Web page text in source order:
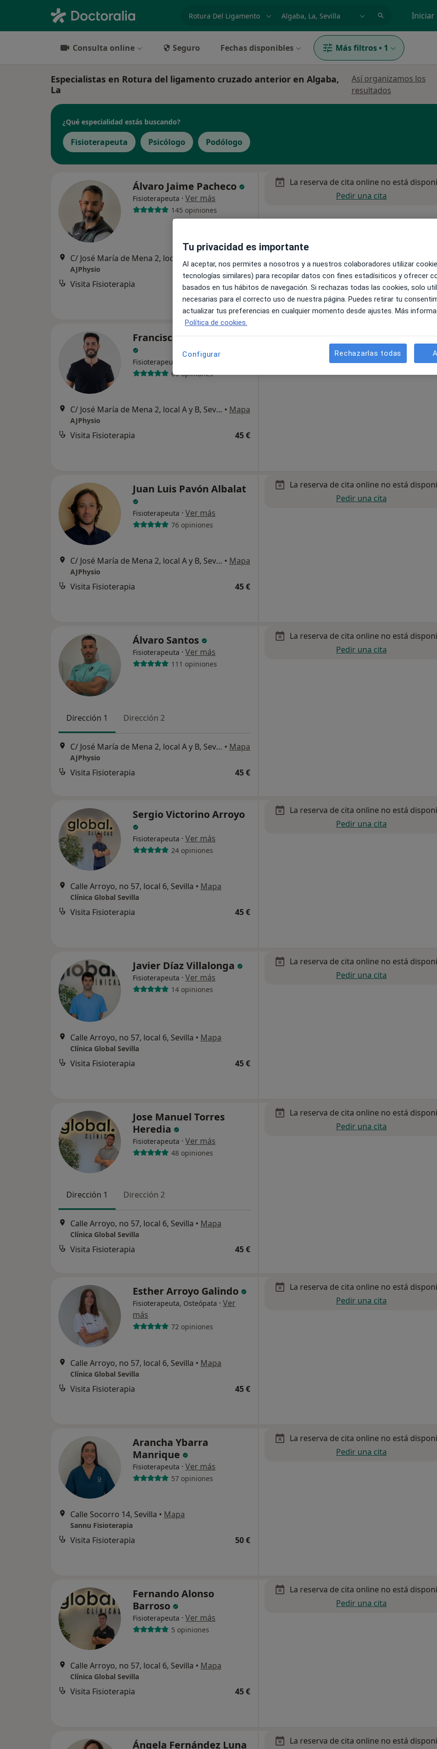
Iniciar
Consulta online Seguro Fechas disponibles Más filtros • 1
Especialistas en Rotura del ligamento cruzado anterior en Algaba,
La
Así organizamos los
resultados
¿Qué especialidad estás buscando?
Fisioterapeuta Psicólogo Podólogo
Álvaro Jaime Pacheco
Fisioterapeuta · Ver más
145 opiniones
AJPhysio
Visita Fisioterapia 45 €
La reserva de cita online no está
Pedir una cita
Francisco Ruiz Dorantes
Fisioterapeuta Ver más
66 opiniones
C/ José María de Mena 2, local A y B, Sevilla • Mapa
AJPhysio
Visita Fisioterapia 45 €
Pedir una cita
Juan Luis Pavón Albalat
Fisioterapeuta · Ver más
76 opiniones
C/ José María de Mena 2, local A y B, Sevilla • Mapa
AJPhysio
Visita Fisioterapia 45 €
La reserva de cita online no está
Pedir una cita
Álvaro Santos
Fisioterapeuta · Ver más
111 opiniones
Dirección 1 Dirección 2
C/ José María de Mena 2, local A y B, Sevilla • Mapa
AJPhysio
Visita Fisioterapia 45 €
La reserva de cita online no está
Pedir una cita
Sergio Victorino Arroyo
Fisioterapeuta · Ver más
24 opiniones
Calle Arroyo, no 57, local 6, Sevilla • Mapa
Clínica Global Sevilla
Visita Fisioterapia 45 €
La reserva de cita online no está
Pedir una cita
Javier Díaz Villalonga
Fisioterapeuta · Ver más
14 opiniones
Calle Arroyo, no 57, local 6, Sevilla • Mapa
Clínica Global Sevilla
Visita Fisioterapia 45 €
La reserva de cita online no está
Pedir una cita
Jose Manuel Torres
Heredia
Fisioterapeuta · Ver más
48 opiniones
Dirección 1 Dirección 2
Calle Arroyo, no 57, local 6, Sevilla • Mapa
Clínica Global Sevilla
Visita Fisioterapia 45 €
La reserva de cita online no está
Pedir una cita
Esther Arroyo Galindo
Fisioterapeuta, Osteópata · Ver
más
72 opiniones
Calle Arroyo, no 57, local 6, Sevilla • Mapa
Clínica Global Sevilla
Visita Fisioterapia 45 €
La reserva de cita online no está
Pedir una cita
Arancha Ybarra
Manrique
Fisioterapeuta · Ver más
57 opiniones
Calle Socorro 14, Sevilla • Mapa
Sannu Fisioterapia
Visita Fisioterapia 50 €
La reserva de cita online no está
Pedir una cita
Fernando Alonso
Barroso
Fisioterapeuta · Ver más
5 opiniones
Calle Arroyo, no 57, local 6, Sevilla • Mapa
Clínica Global Sevilla
Visita Fisioterapia 45 €
La reserva de cita online no está
Pedir una cita
Ángela Fernández Luna La reserva de cita online no está
Tu privacidad es importante
Al aceptar, nos permites a nosotros y a nuestros colaboradores utilizar
tecnologías similares) para recopilar datos con fines estadísiticos y ofrecer
basados en tus hábitos de navegación. Si rechazas todas las cookies, solo
necesarias para el correcto uso de nuestra página. Puedes retirar tu
actualizar tus preferencias en cualquier momento desde ajustes. Más
Política de cookies.
Configurar Rechazarlas todas